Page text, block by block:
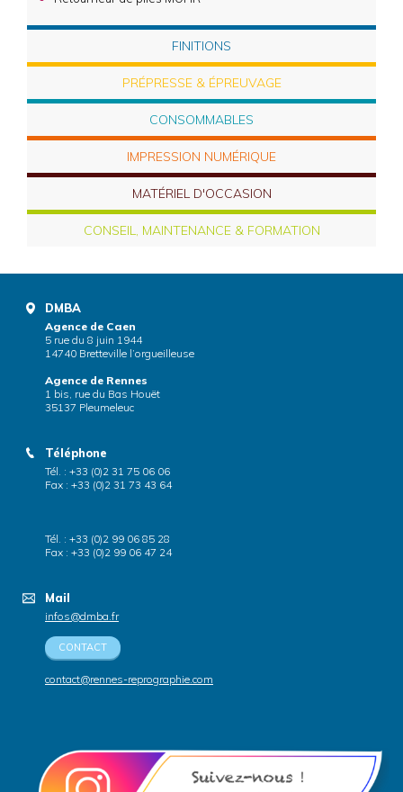
FINITIONS
PRÉPRESSE & ÉPREUVAGE
CONSOMMABLES
IMPRESSION NUMÉRIQUE
MATÉRIEL D'OCCASION
CONSEIL, MAINTENANCE & FORMATION
DMBA
Agence de Caen
5 rue du 8 juin 1944
14740 Bretteville l’orgueilleuse
Agence de Rennes
1 bis, rue du Bas Houët
35137 Pleumeleuc
Téléphone
Tél. : +33 (0)2 31 75 06 06
Fax : +33 (0)2 31 73 43 64
Tél. : +33 (0)2 99 06 85 28
Fax : +33 (0)2 99 06 47 24
Mail
infos@dmba.fr
CONTACT
contact@rennes-reprographie.com